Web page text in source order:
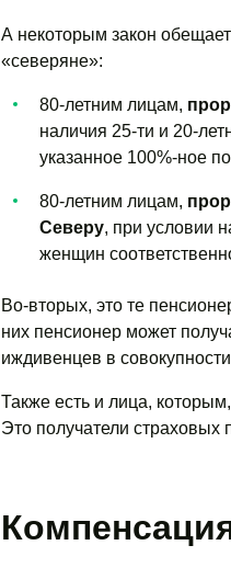
А некоторым закон
«северяне»:
80-летним лицам,
наличия 25-ти и 20-
указанное 100%-ное
80-летним лицам,
Северу, при условии
женщин
Во-вторых, это те
них пенсионер может
иждивенцев в
Также есть и лица,
Это получатели страховых